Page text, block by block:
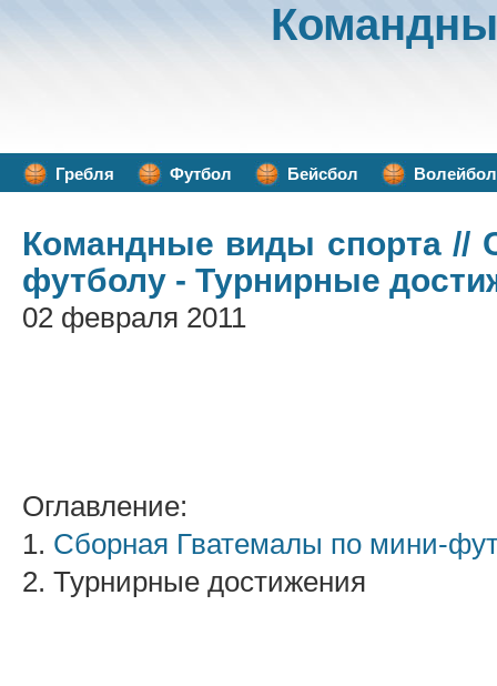
Гребля Футбол Бейсбол Волейбол
Командные виды спорта//
футболу - Турнирные
02 февраля 2011
Оглавление:
1. Сборная Гватемалы по мини-
2. Турнирные достижения